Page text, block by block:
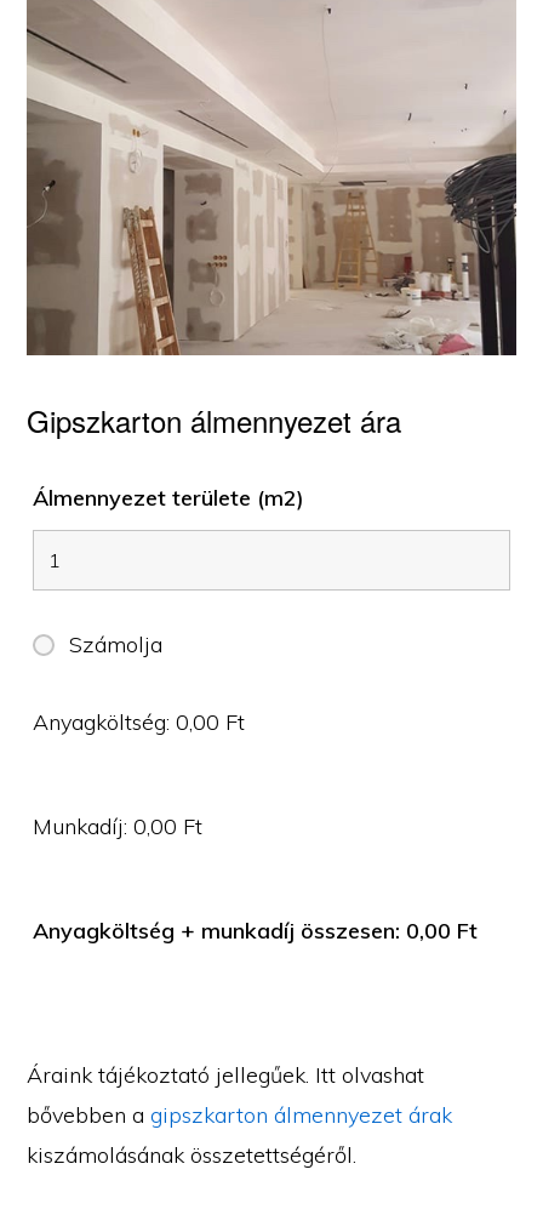
Gipszkarton álmennyezet ára
Álmennyezet területe (m2)
Számolja
Anyagköltség:0,00 Ft
Munkadíj:0,00 Ft
Anyagköltség + munkadíj összesen: 0,00 Ft
Áraink tájékoztató jellegűek. Itt olvashat
bővebben agipszkarton álmennyezet árak
kiszámolásának összetettségéről.